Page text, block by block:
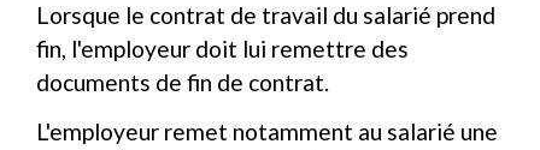
Lorsque le contrat de travail du salarié prend
fin, l'employeur doit lui remettre des
documents de fin de contrat.
L'employeur remet notamment au salarié une